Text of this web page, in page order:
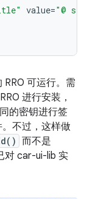
value="@
可运行。需
进行安装，
的密钥进行签
不过，这样做
而不是
对 car-ui-lib 实